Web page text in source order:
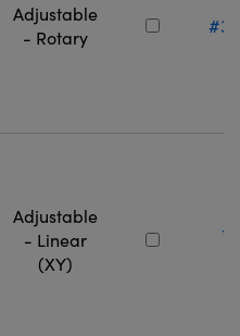
Adjustable
- Rotary
Adjustable
- Linear
(XY)